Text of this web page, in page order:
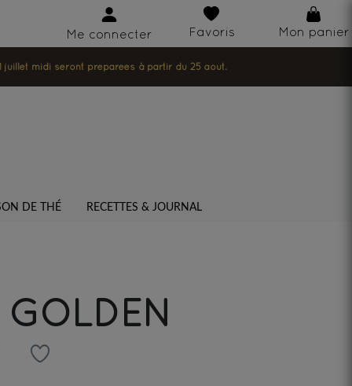
Me connecter Favoris Mon panier
juillet midi seront préparées à partir du 25 août.
DE THÉ RECETTES & JOURNAL